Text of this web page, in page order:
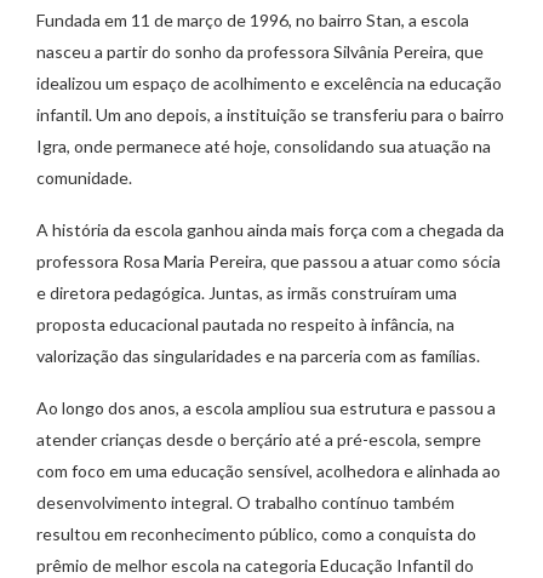
Fundada em 11 de março de 1996, no bairro Stan, a escola
nasceu a partir do sonho da professora Silvânia Pereira, que
idealizou um espaço de acolhimento e excelência na educação
infantil. Um ano depois, a instituição se transferiu para o bairro
Igra, onde permanece até hoje, consolidando sua atuação na
comunidade.
A história da escola ganhou ainda mais força com a chegada da
professora Rosa Maria Pereira, que passou a atuar como sócia
e diretora pedagógica. Juntas, as irmãs construíram uma
proposta educacional pautada no respeito à infância, na
valorização das singularidades e na parceria com as famílias.
Ao longo dos anos, a escola ampliou sua estrutura e passou a
atender crianças desde o berçário até a pré-escola, sempre
com foco em uma educação sensível, acolhedora e alinhada ao
desenvolvimento integral. O trabalho contínuo também
resultou em reconhecimento público, como a conquista do
prêmio de melhor escola na categoria Educação Infantil do